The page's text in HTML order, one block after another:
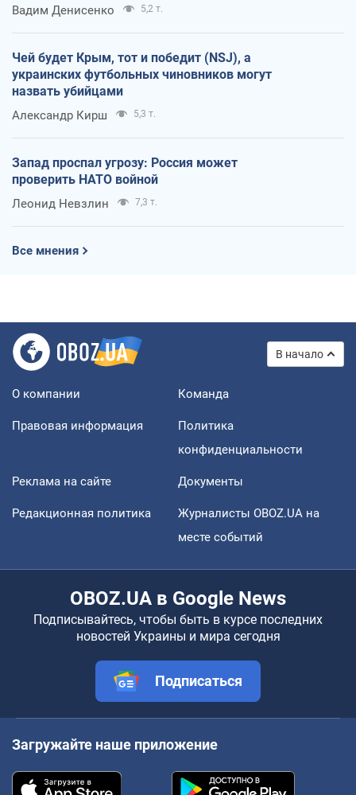
Вадим Денисенко 5,2 т.
Чей будет Крым, тот и победит (NSJ), а
украинских футбольных чиновников могут
назвать убийцами
Александр Кирш 5,3 т.
Запад проспал угрозу: Россия может
проверить НАТО войной
Леонид Невзлин 7,3 т.
Все мнения
В начало
О компании Команда
Правовая информация
Политика
конфиденциальности
Реклама на сайте Документы
Редакционная политика
Журналисты OBOZ.UA на
месте событий
OBOZ.UA в Google News
Подписывайтесь, чтобы быть в курсе последних
новостей Украины и мира сегодня
Подписаться
Загружайте наше приложение